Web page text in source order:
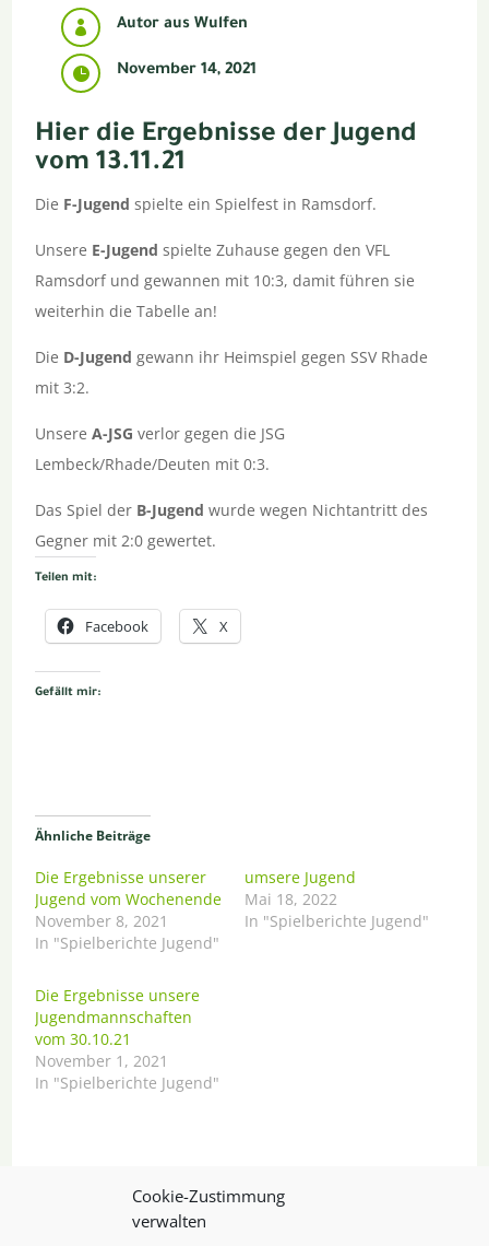
Cookie-Zustimmung
verwalten
 Autor aus Wulfen
 November 14, 2021
Hier die Ergebnisse der Jugend
vom 13.11.21
Die F-Jugend spielte ein Spielfest in Ramsdorf.
Unsere E-Jugend spielte Zuhause gegen den VFL
Ramsdorf und gewannen mit 10:3, damit führen sie
weiterhin die Tabelle an!
Die D-Jugend gewann ihr Heimspiel gegen SSV Rhade
mit 3:2.
UnsereA-JSG verlor gegen die JSG
Lembeck/Rhade/Deuten mit 0:3.
Das Spiel der B-Jugend wurde wegen Nichtantritt des
Gegner mit 2:0 gewertet.
Teilen mit:
Facebook X
Gefällt mir:
Ähnliche Beiträge
Die Ergebnisse unserer
Jugend vom Wochenende
November 8, 2021
In "Spielberichte Jugend"
umsere Jugend
Mai 18, 2022
In "Spielberichte Jugend"
Die Ergebnisse unsere
Jugendmannschaften
vom 30.10.21
November 1, 2021
In "Spielberichte Jugend"